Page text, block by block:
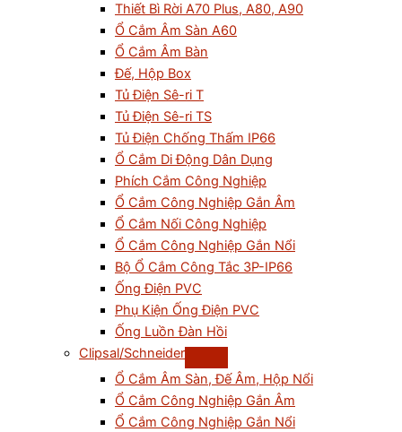
Thiết Bì Rời A70 Plus, A80, A90
Ổ Cắm Âm Sàn A60
Ổ Cắm Âm Bàn
Đế, Hộp Box
Tủ Điện Sê-ri T
Tủ Điện Sê-ri TS
Tủ Điện Chống Thấm IP66
Ổ Cắm Di Động Dân Dụng
Phích Cắm Công Nghiệp
Ổ Cắm Công Nghiệp Gắn Âm
Ổ Cắm Nối Công Nghiệp
Ổ Cắm Công Nghiệp Gắn Nổi
Bộ Ổ Cắm Công Tắc 3P-IP66
Ống Điện PVC
Phụ Kiện Ống Điện PVC
Ống Luồn Đàn Hồi
Clipsal/Schneider
Ổ Cắm Âm Sàn, Đế Âm, Hộp Nổi
Ổ Cắm Công Nghiệp Gắn Âm
Ổ Cắm Công Nghiệp Gắn Nổi